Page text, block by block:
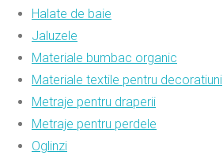
Halate de baie
Jaluzele
Materiale bumbac organic
Materiale textile pentru decoratiuni
Metraje pentru draperii
Metraje pentru perdele
Oglinzi